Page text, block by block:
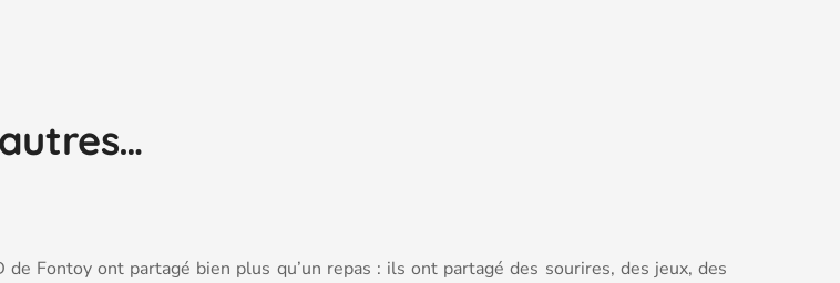
Fontoy ont partagé bien plus qu’un repas : ils ont partagé des sourires, des jeux, des